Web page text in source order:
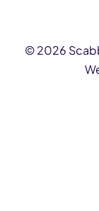
© 2026